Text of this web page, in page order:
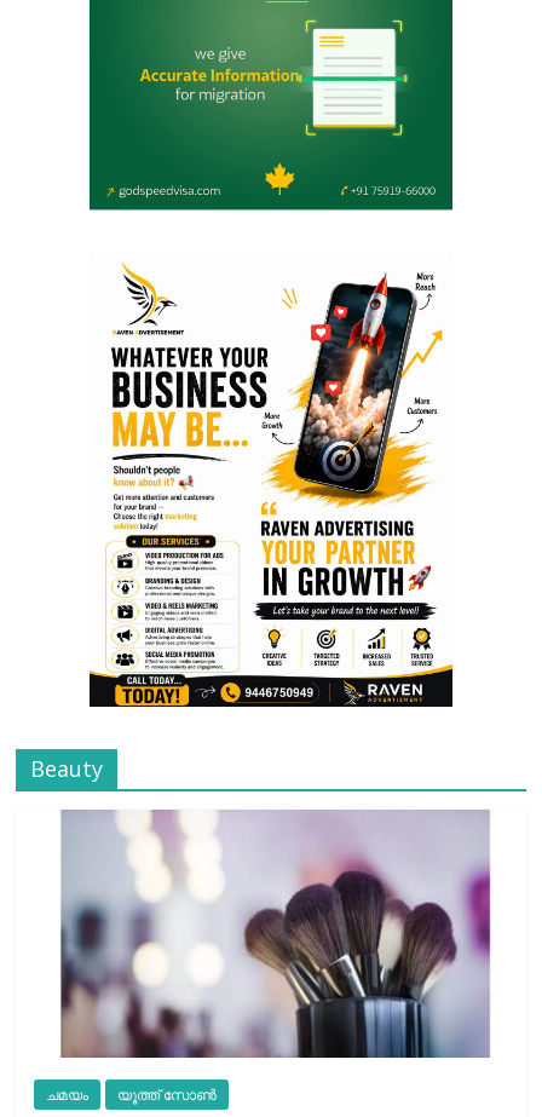
Beauty
ചമയം യൂത്ത് സോൺ